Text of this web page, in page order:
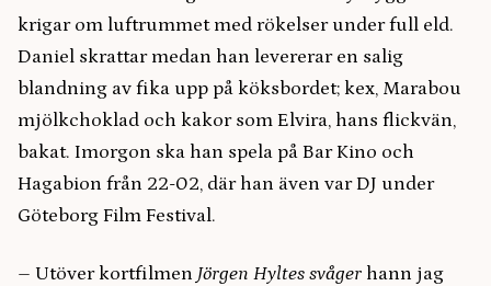
krigar om luftrummet med rökelser under full eld.
Daniel skrattar medan han levererar en salig
blandning av fika upp på köksbordet; kex, Marabou
mjölkchoklad och kakor som Elvira, hans flickvän,
bakat. Imorgon ska han spela på Bar Kino och
Hagabion från 22-02, där han även var DJ under
Göteborg Film Festival.
– Utöver kortfilmen Jörgen Hyltes svåger hann jag